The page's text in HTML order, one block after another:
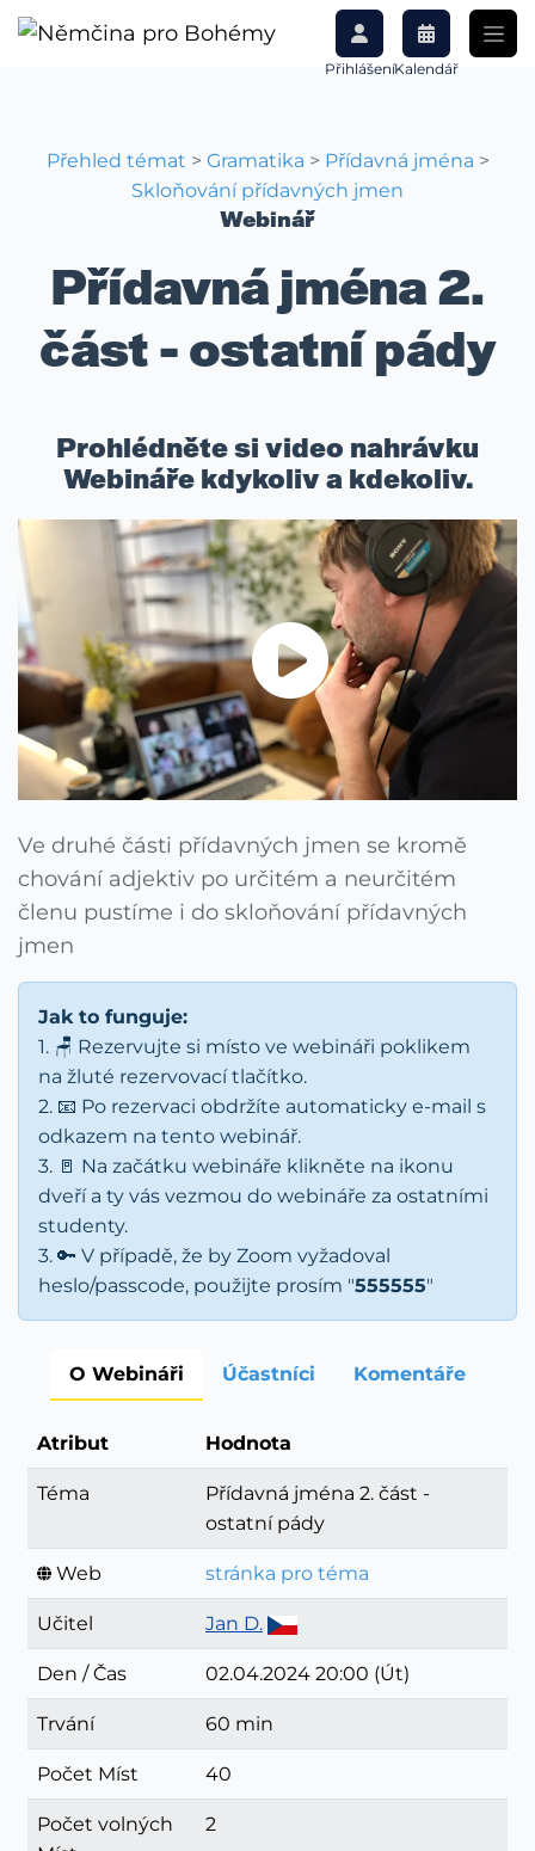
PřihlášeníKalendář
Přehled témat > Gramatika > Přídavná jména >
Skloňování přídavných jmen
Webinář
Přídavná jména 2.
část - ostatní pády
Prohlédněte si video nahrávku
Webináře kdykoliv a kdekoliv.
Ve druhé části přídavných jmen se kromě
chování adjektiv po určitém a neurčitém
členu pustíme i do skloňování přídavných
jmen
Jak to funguje:
1. 🪑 Rezervujte si místo ve webináři poklikem
na žluté rezervovací tlačítko.
2. 📧 Po rezervaci obdržíte automaticky e-mail s
odkazem na tento webinář.
3. 🚪 Na začátku webináře klikněte na ikonu
dveří a ty vás vezmou do webináře za ostatními
studenty.
3. 🔑 V případě, že by Zoom vyžadoval
heslo/passcode, použijte prosím "555555"
O Webináři Účastníci Komentáře
Atribut Hodnota
Téma
Přídavná jména 2. část -
ostatní pády
Web stránka pro téma
Učitel Jan D.
Den / Čas 02.04.2024 20:00 (Út)
Trvání 60 min
Počet Míst 40
Počet volných
2